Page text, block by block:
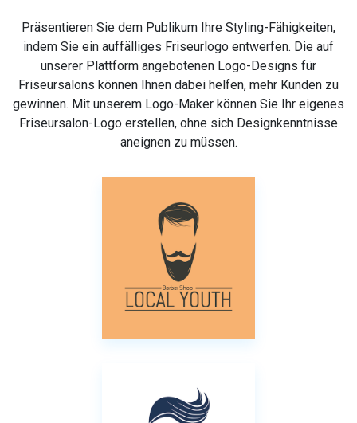
Präsentieren Sie dem Publikum Ihre Styling-Fähigkeiten,
indem Sie ein auffälliges Friseurlogo entwerfen. Die auf
unserer Plattform angebotenen Logo-Designs für
Friseursalons können Ihnen dabei helfen, mehr Kunden zu
gewinnen. Mit unserem Logo-Maker können Sie Ihr eigenes
Friseursalon-Logo erstellen, ohne sich Designkenntnisse
aneignen zu müssen.